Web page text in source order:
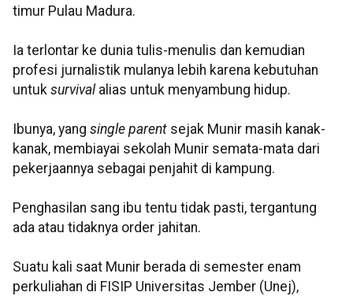
timur Pulau Madura.
Ia terlontar ke dunia tulis-menulis dan kemudian
profesi jurnalistik mulanya lebih karena kebutuhan
untuk survival alias untuk menyambung hidup.
Ibunya, yang single parent sejak Munir masih kanak-
kanak, membiayai sekolah Munir semata-mata dari
pekerjaannya sebagai penjahit di kampung.
Penghasilan sang ibu tentu tidak pasti, tergantung
ada atau tidaknya order jahitan.
Suatu kali saat Munir berada di semester enam
perkuliahan di FISIP Universitas Jember (Unej),